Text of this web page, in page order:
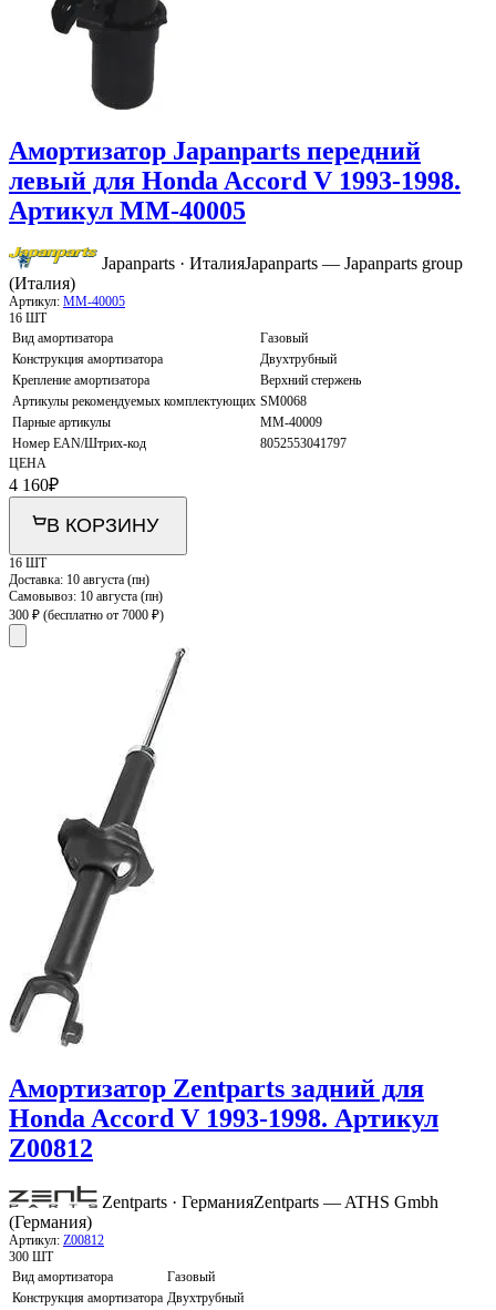
Амортизатор Japanparts передний
левый для Honda Accord V 1993-1998.
Артикул MM-40005
Japanparts · ИталияJapanparts — Japanparts group
(Италия)
Артикул: MM-40005
16 ШТ
Вид амортизатора
Газовый
Конструкция амортизатора
Двухтрубный
Крепление амортизатора
Верхний стержень
Артикулы рекомендуемых комплектующих SM0068
Парные артикулы
MM-40009
Номер EAN/Штрих-код
8052553041797
ЦЕНА
4 160₽
В КОРЗИНУ
16 ШТ
Доставка: 10 августа (пн)
Самовывоз: 10 августа (пн)
300 ₽ (бесплатно от 7000 ₽)
Амортизатор Zentparts задний для
Honda Accord V 1993-1998. Артикул
Z00812
Zentparts · ГерманияZentparts — ATHS Gmbh
(Германия)
Артикул: Z00812
300 ШТ
Вид амортизатора
Газовый
Конструкция амортизатора Двухтрубный